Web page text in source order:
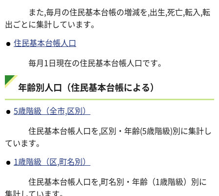
また,毎月の住民基本台帳の増減を,出生,死亡,転入,転
出ごとに集計しています。
住民基本台帳人口
毎月1日現在の住民基本台帳人口です。
年齢別人口（住民基本台帳による）
5歳階級（全市,区別）
住民基本台帳人口を,区別・年齢(5歳階級)別に集計し
ています。
1歳階級（区,町名別）
住民基本台帳人口を,町名別・年齢（1歳階級）別に
集計しています。